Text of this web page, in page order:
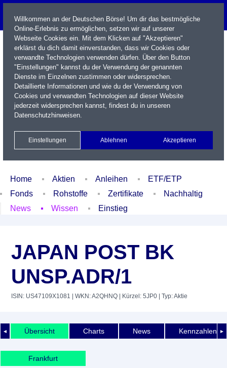
Name / WKN / ISIN / Kürzel
Xetra Realtime
Watchlist Portfolio Login
Home Aktien Anleihen
ETF/ETP
Fonds
Rohstoffe Zertifikate
Nachhaltig
News
Wissen Einstieg
JAPAN POST BK
UNSP.ADR/1
ISIN: US47109X1081 | WKN: A2QHNQ | Kürzel: 5JP0 | Typ: Aktie
◄ ►
Übersicht Charts News Kennzahlen
Frankfurt
Willkommen an der Deutschen Börse! Um dir das bestmögliche
Online-Erlebnis zu ermöglichen, setzen wir auf unserer
Webseite Cookies ein. Mit dem Klicken auf "Akzeptieren"
erklärst du dich damit einverstanden, dass wir Cookies oder
verwandte Technologien verwenden dürfen. Über den Button
"Einstellungen" kannst du der Verwendung der genannten
Dienste im Einzelnen zustimmen oder widersprechen.
Detaillierte Informationen und wie du der Verwendung von
Cookies und verwandten Technologien auf dieser Website
jederzeit widersprechen kannst, findest du in unseren
Datenschutzhinweisen.
Einstellungen Ablehnen Akzeptieren